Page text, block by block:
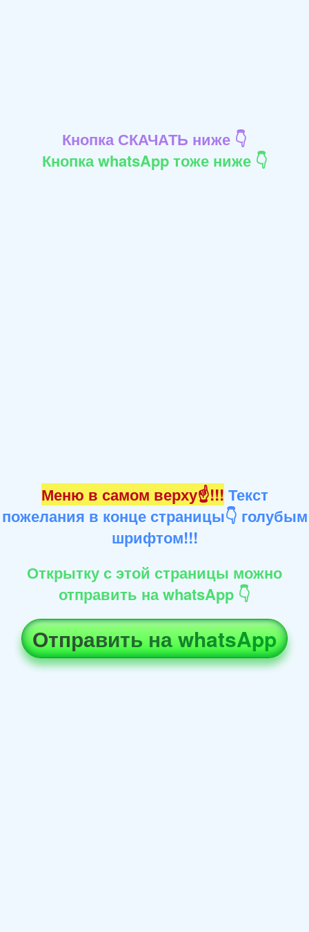
Кнопка СКАЧАТЬ ниже 👇
Кнопка whatsApp тоже ниже 👇
Меню в самом верху☝!!! Текст
пожелания в конце страницы👇 голубым
шрифтом!!!
Открытку с этой страницы можно
отправить на whatsApp 👇
Отправить на whatsApp